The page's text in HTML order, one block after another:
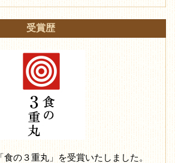
受賞歴
食の３重丸」を受賞いたしました。